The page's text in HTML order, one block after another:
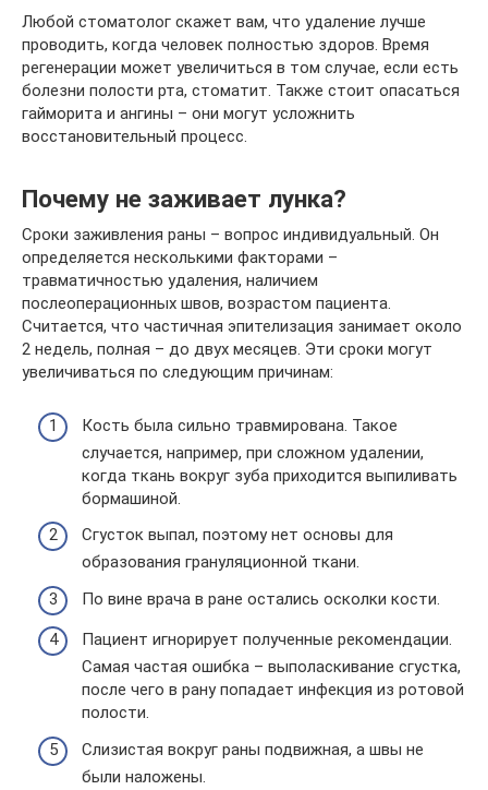
Любой стоматолог скажет вам, что удаление лучше
проводить, когда человек полностью здоров. Время
регенерации может увеличиться в том случае, если есть
болезни полости рта, стоматит. Также стоит опасаться
гайморита и ангины – они могут усложнить
восстановительный процесс.
Почему не заживает лунка?
Сроки заживления раны – вопрос индивидуальный. Он
определяется несколькими факторами –
травматичностью удаления, наличием
послеоперационных швов, возрастом пациента.
Считается, что частичная эпителизация занимает около
2 недель, полная – до двух месяцев. Эти сроки могут
увеличиваться по следующим причинам:
Кость была сильно травмирована. Такое
случается, например, при сложном удалении,
когда ткань вокруг зуба приходится выпиливать
бормашиной.
Сгусток выпал, поэтому нет основы для
образования грануляционной ткани.
По вине врача в ране остались осколки кости.
Пациент игнорирует полученные рекомендации.
Самая частая ошибка – выполаскивание сгустка,
после чего в рану попадает инфекция из ротовой
полости.
Слизистая вокруг раны подвижная, а швы не
были наложены.